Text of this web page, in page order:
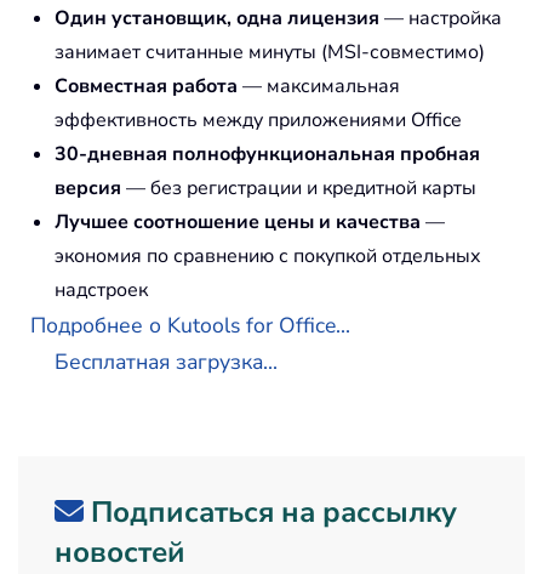
Один установщик, одна лицензия — настройка
занимает считанные минуты (MSI-совместимо)
Совместная работа — максимальная
эффективность между приложениями Office
30-дневная полнофункциональная пробная
версия — без регистрации и кредитной карты
Лучшее соотношение цены и качества —
экономия по сравнению с покупкой отдельных
надстроек
Подробнее о Kutools for Office...
Бесплатная загрузка...
Подписаться на рассылку
новостей